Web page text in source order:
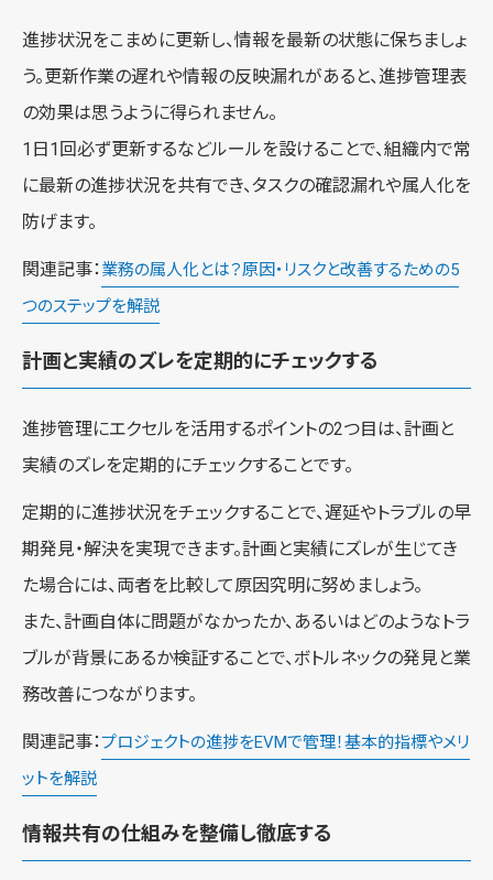
進捗状況をこまめに更新し、情報を最新の状態に保ちましょ
う。更新作業の遅れや情報の反映漏れがあると、進捗管理表
の効果は思うように得られません。
1日1回必ず更新するなどルールを設けることで、組織内で常
に最新の進捗状況を共有でき、タスクの確認漏れや属人化を
防げます。
関連記事： 業務の属人化とは？原因・リスクと改善するための5
つのステップを解説
計画と実績のズレを定期的にチェックする
進捗管理にエクセルを活用するポイントの2つ目は、計画と
実績のズレを定期的にチェックすることです。
定期的に進捗状況をチェックすることで、遅延やトラブルの早
期発見・解決を実現できます。計画と実績にズレが生じてき
た場合には、両者を比較して原因究明に努めましょう。
また、計画自体に問題がなかったか、あるいはどのようなトラ
ブルが背景にあるか検証することで、ボトルネックの発見と業
務改善につながります。
関連記事：プロジェクトの進捗をEVMで管理！基本的指標やメリ
ットを解説
情報共有の仕組みを整備し徹底する